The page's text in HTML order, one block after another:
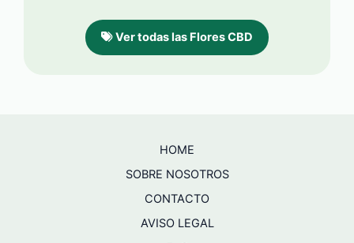
Ver todas las Flores CBD
HOME
SOBRE NOSOTROS
CONTACTO
AVISO LEGAL